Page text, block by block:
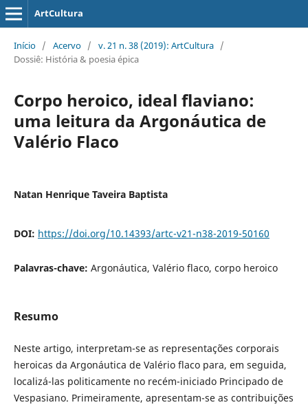
ArtCultura
Início / Acervo / v. 21 n. 38 (2019): ArtCultura /
Dossiê: História & poesia épica
Corpo heroico, ideal flaviano:
uma leitura da Argonáutica de
Valério Flaco
Natan Henrique Taveira Baptista
DOI: https://doi.org/10.14393/artc-v21-n38-2019-50160
Palavras-chave: Argonáutica, Valério flaco, corpo heroico
Resumo
Neste artigo, interpretam-se as representações corporais
heroicas da Argonáutica de Valério flaco para, em seguida,
localizá-las politicamente no recém-iniciado Principado de
Vespasiano. Primeiramente, apresentam-se as contribuições